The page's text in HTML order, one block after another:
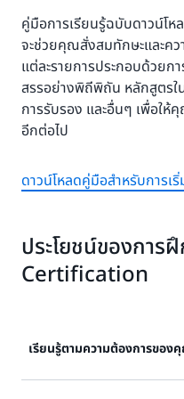
คู่มือการเรียนรู้ฉบับดาวน์โห
จะช่วยคุณสั่งสมทักษะและค
แต่ละรายการประกอบด้วย
สรรอย่างพิถีพิถัน หลักสูตรใ
การรับรอง และอื่นๆ เพื่อให้
อีกต่อไป
ดาวน์โหลดคู่มือสำหรับการเ
ประโยชน์ของการ
Certification
เรียนรู้ตามความต้องการของ